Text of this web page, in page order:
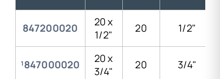
847200020
20 x
1/2"
20 1/2"
¹847000020
20 x
3/4"
20 3/4"